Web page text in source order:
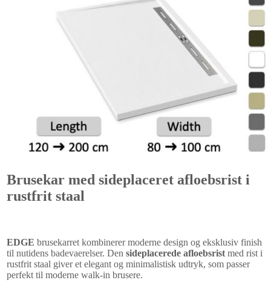
Brusekar med sideplaceret afloebsrist i
rustfrit staal
EDGE brusekarret kombinerer moderne design og eksklusiv finish
til nutidens badevaerelser. Densideplacerede afloebsrist med rist i
rustfrit staal giver et elegant og minimalistisk udtryk, som passer
perfekt til moderne walk-in brusere.